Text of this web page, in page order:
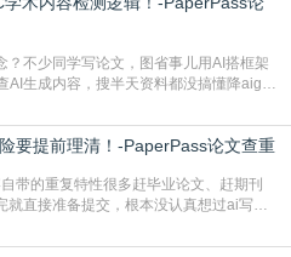
不少同学写论文，图省事儿用AI搭框架
生成内容，搜半天资料都没搞懂降aigc
不清降aigc检测是啥，对相关要求摸不
在学术领域普及诞生的新需求，核心是为
要提前理清！-PaperPass论文查重
带的重复特性很多赶毕业论文、赶期刊
直接准备提交，根本没认真想过ai写论
海量公开的文本数据，生成内容本质是基